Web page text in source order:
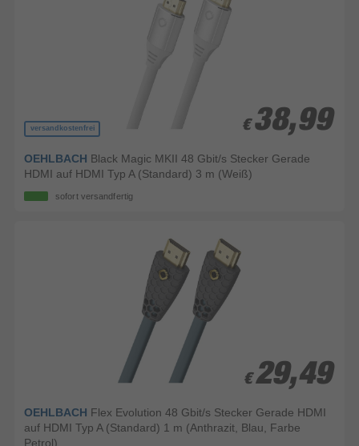
versandkostenfrei € 38,99
€ 38,99
OEHLBACH Black Magic MKII 48 Gbit/s Stecker Gerade
HDMI auf HDMI Typ A (Standard) 3 m (Weiß)
sofort versandfertig
€ 29,49
€ 29,49
OEHLBACH Flex Evolution 48 Gbit/s Stecker Gerade HDMI
auf HDMI Typ A (Standard) 1 m (Anthrazit, Blau, Farbe
Petrol)